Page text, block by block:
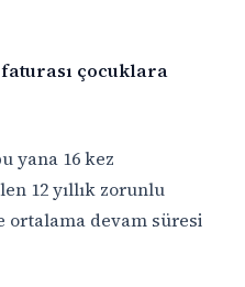
çocuklara
yana 16 kez
12 yıllık zorunlu
devam süresi